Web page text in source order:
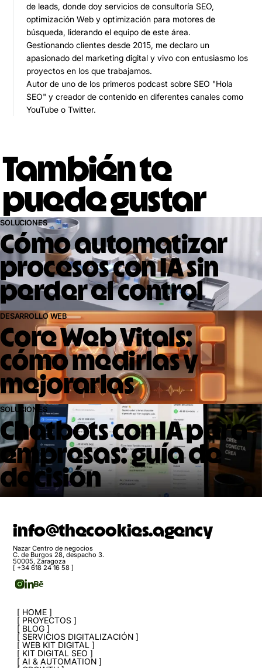
de leads, donde doy servicios de consultoría SEO,
optimización Web y optimización para motores de
búsqueda, liderando el equipo de este área.
Gestionando clientes desde 2015, me declaro un
apasionado del marketing digital y vivo con entusiasmo los
proyectos en los que trabajamos.
Autor de uno de los primeros podcast sobre SEO "Hola
SEO" y creador de contenido en diferentes canales como
YouTube o Twitter.
También te
puede gustar
SOLUCIONES
Cómo automatizar
procesos con IA sin
perder el control
DESARROLLO WEB
Core Web Vitals:
cómo medirlas y
mejorarlas
SOLUCIONES
Chatbots con IA para
empresas: guía de
decisión
info@thecookies.agency
Nazar Centro de negocios
C. de Burgos 28, despacho 3.
50005, Zaragoza
[ +34 618 24 16 58 ]
HOME
PROYECTOS
BLOG
SERVICIOS DIGITALIZACIÓN
WEB KIT DIGITAL
KIT DIGITAL SEO
AI & AUTOMATION